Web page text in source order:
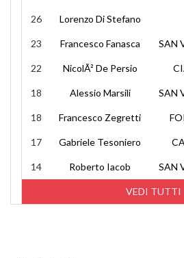
VEDI TUTTI
26 Lorenzo Di Stefano
23 Francesco Fanasca SAN
22 NicolÃ² De Persio
18 Alessio Marsili SAN
18 Francesco Zegretti
17 Gabriele Tesoniero
14 Roberto Iacob SAN